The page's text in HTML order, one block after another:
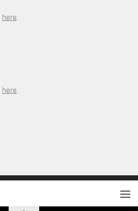
here.
here.